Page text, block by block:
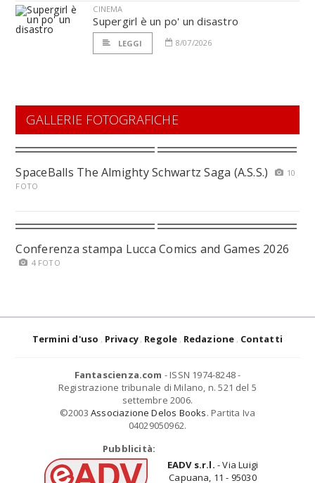
CINEMA
Supergirl è un po' un disastro
LEGGI 8/07/2026
GALLERIE FOTOGRAFICHE
SpaceBalls The Almighty Schwartz Saga (A.S.S.)
10
FOTO
Conferenza stampa Lucca Comics and Games 2026
4 FOTO
Termini d'uso Privacy Regole Redazione Contatti
Fantascienza.com - ISSN 1974-8248 -
Registrazione tribunale di Milano, n. 521 del 5
settembre 2006.
©2003 Associazione Delos Books. Partita Iva
04029050962.
Pubblicità:
EADV s.r.l. - Via Luigi
Capuana, 11 - 95030